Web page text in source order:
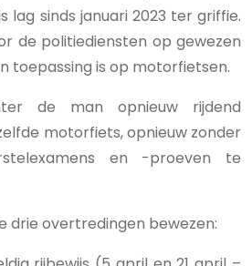
lag sinds januari 2023 ter griffie.
de politiediensten op gewezen
toepassing is op motorfietsen.
de man opnieuw rijdend
motorfiets, opnieuw zonder
en -proeven te
drie overtredingen bewezen: